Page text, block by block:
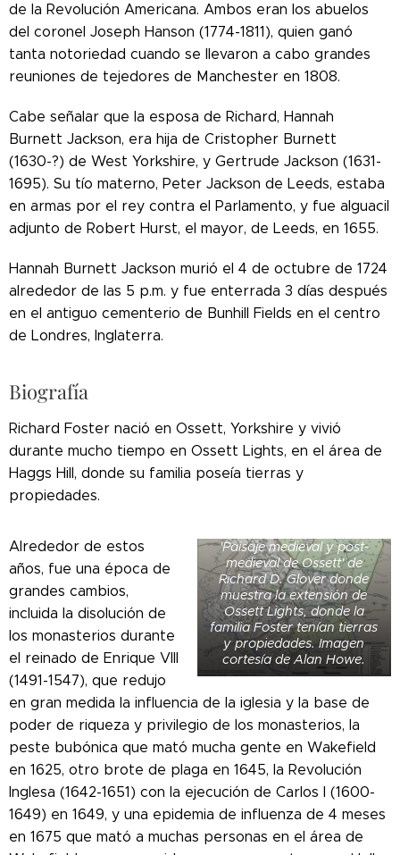
de la Revolución Americana. Ambos eran los abuelos
del coronel Joseph Hanson (1774-1811), quien ganó
tanta notoriedad cuando se llevaron a cabo grandes
reuniones de tejedores de Manchester en 1808.
Cabe señalar que la esposa de Richard, Hannah
Burnett Jackson, era hija de Cristopher Burnett
(1630-?) de West Yorkshire, y Gertrude Jackson (1631-
1695). Su tío materno, Peter Jackson de Leeds, estaba
en armas por el rey contra el Parlamento, y fue alguacil
adjunto de Robert Hurst, el mayor, de Leeds, en 1655.
Hannah Burnett Jackson murió el 4 de octubre de 1724
alrededor de las 5 p.m. y fue enterrada 3 días después
en el antiguo cementerio de Bunhill Fields en el centro
de Londres, Inglaterra.
Biografía
Richard Foster nació en Ossett, Yorkshire y vivió
durante mucho tiempo en Ossett Lights, en el área de
Haggs Hill, donde su familia poseía tierras y
propiedades.
'Paisaje medieval y post-
medieval de Ossett' de
Richard D. Glover donde
muestra la extensión de
Ossett Lights, donde la
familia Foster tenían tierras
y propiedades. Imagen
cortesía de Alan Howe.
Alrededor de estos
años, fue una época de
grandes cambios,
incluida la disolución de
los monasterios durante
el reinado de Enrique VIII
(1491-1547), que redujo
en gran medida la influencia de la iglesia y la base de
poder de riqueza y privilegio de los monasterios, la
peste bubónica que mató mucha gente en Wakefield
en 1625, otro brote de plaga en 1645, la Revolución
Inglesa (1642-1651) con la ejecución de Carlos I (1600-
1649) en 1649, y una epidemia de influenza de 4 meses
en 1675 que mató a muchas personas en el área de